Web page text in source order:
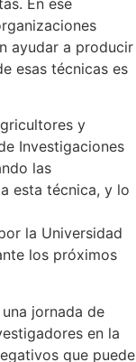
ayudar a producir
esas técnicas es
y
Investigaciones
las
esta técnica, y lo
la Universidad
los próximos
jornada de
en la
que puede